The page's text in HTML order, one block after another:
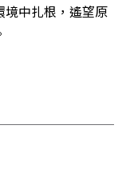
境中扎根，遙望原